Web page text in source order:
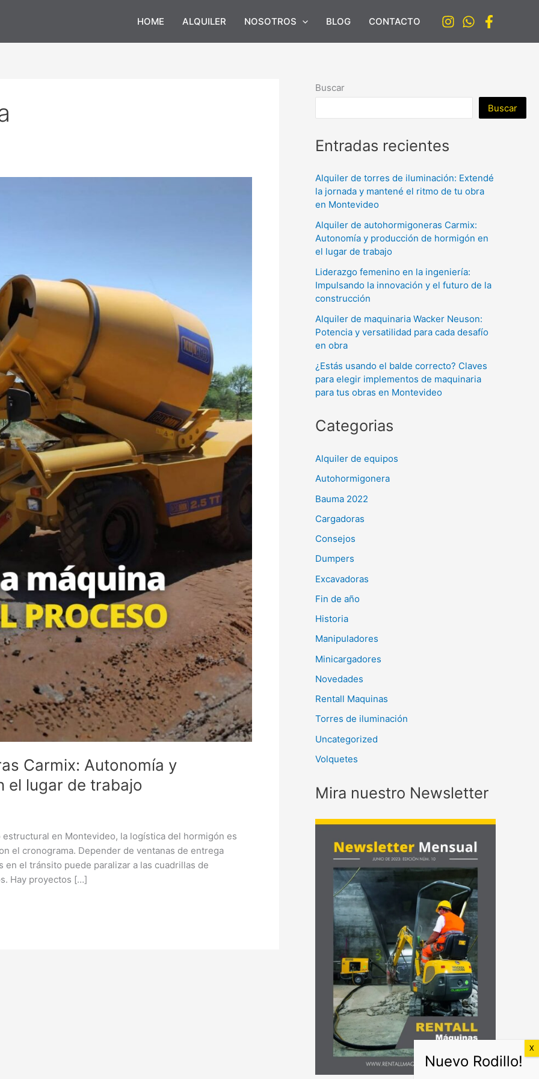
HOME ALQUILER NOSOTROS BLOG CONTACTO
Carmix: Autonomía y
el lugar de trabajo
en Montevideo, la logística del hormigón es
el cronograma. Depender de ventanas de entrega
el tránsito puede paralizar a las cuadrillas de
Hay proyectos […]
Buscar
Buscar
Entradas recientes
Alquiler de torres de iluminación: Extendé
la jornada y mantené el ritmo de tu obra
en Montevideo
Alquiler de autohormigoneras Carmix:
Autonomía y producción de hormigón en
el lugar de trabajo
Liderazgo femenino en la ingeniería:
Impulsando la innovación y el futuro de la
construcción
Alquiler de maquinaria Wacker Neuson:
Potencia y versatilidad para cada desafío
en obra
¿Estás usando el balde correcto? Claves
para elegir implementos de maquinaria
para tus obras en Montevideo
Categorias
Alquiler de equipos
Autohormigonera
Bauma 2022
Cargadoras
Consejos
Dumpers
Excavadoras
Fin de año
Historia
Manipuladores
Minicargadores
Novedades
Rentall Maquinas
Torres de iluminación
Uncategorized
Volquetes
Mira nuestro Newsletter